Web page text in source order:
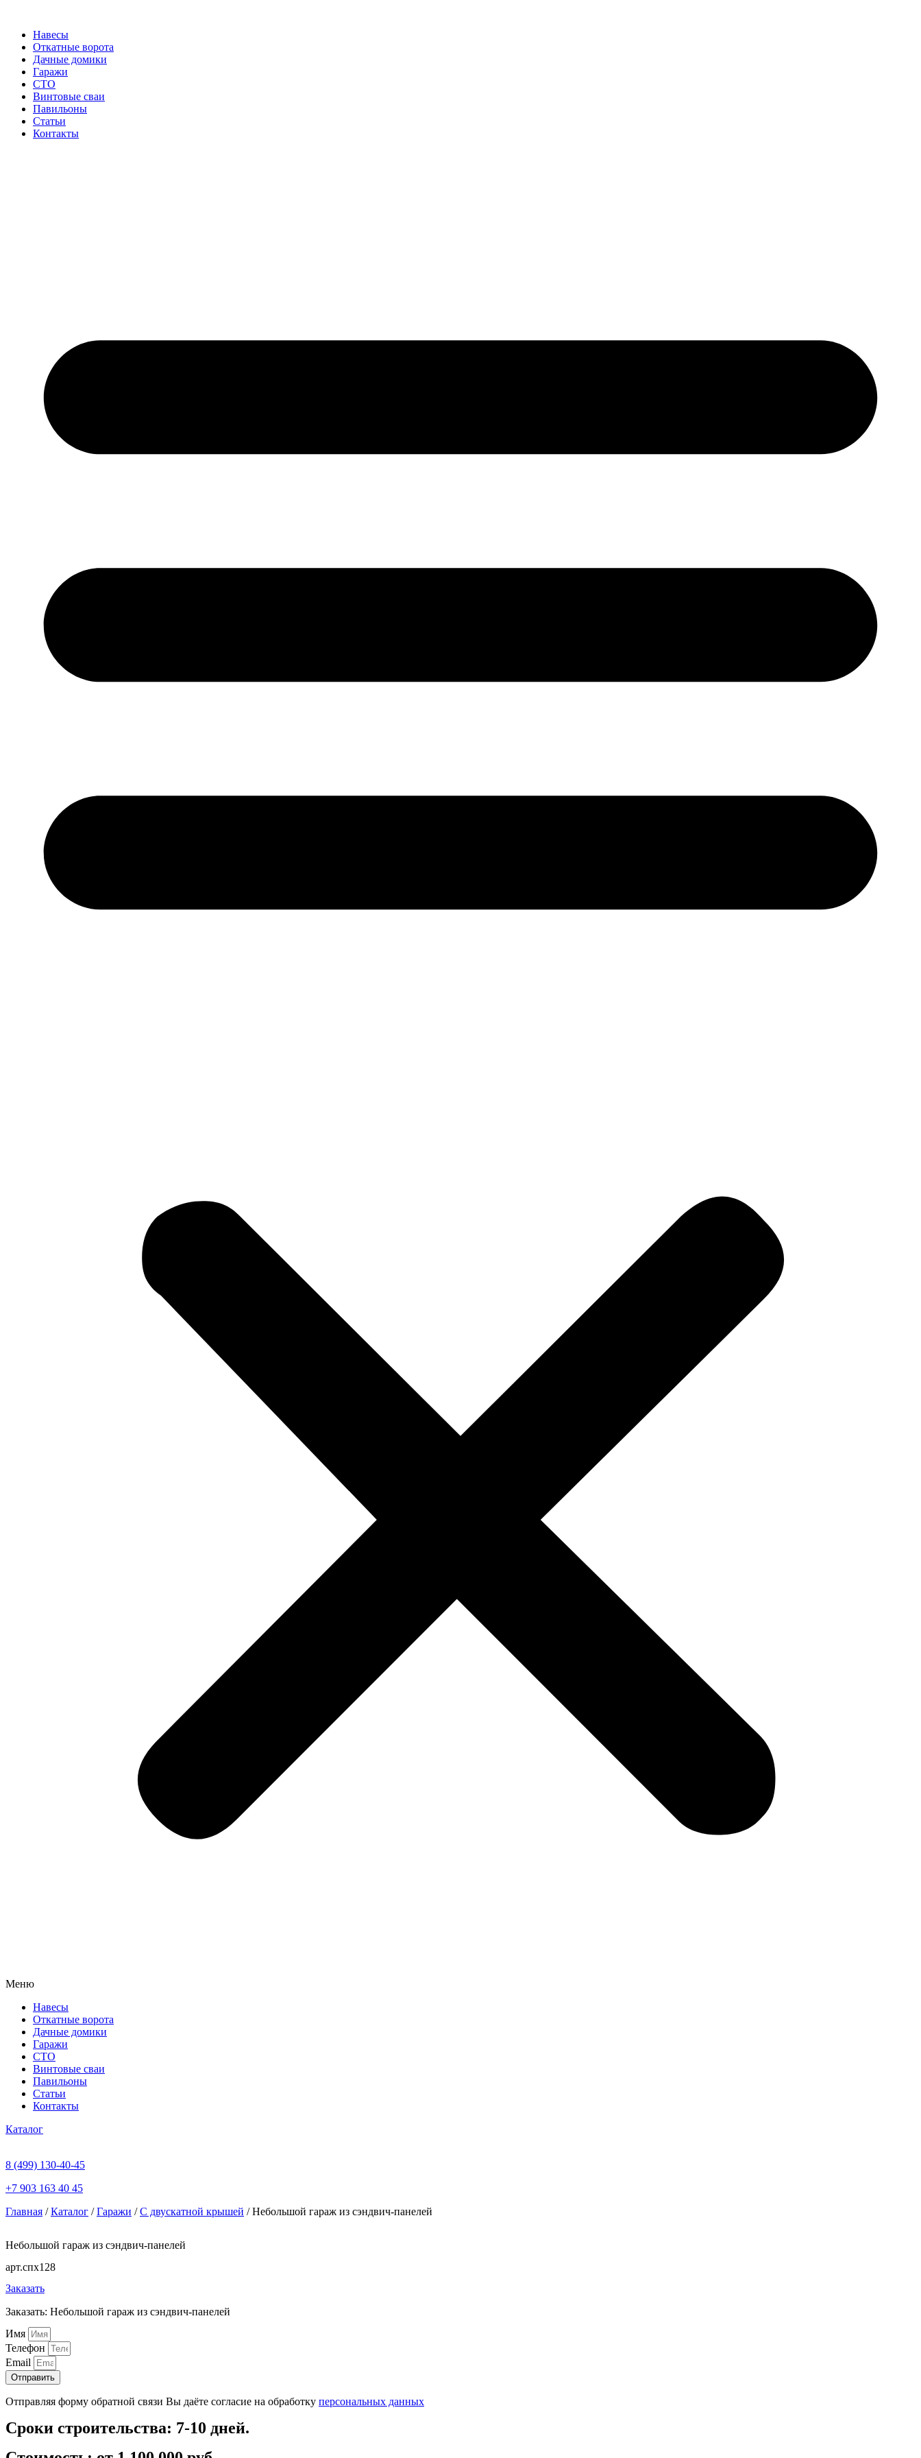
содержимому
Навесы
Откатные ворота
Дачные домики
Гаражи
СТО
Винтовые сваи
Павильоны
Статьи
Контакты
Меню
Навесы
Откатные ворота
Дачные домики
Гаражи
СТО
Винтовые сваи
Павильоны
Статьи
Контакты
Каталог
8 (499) 130-40-45
+7 903 163 40 45
Главная /Каталог /Гаражи /С двускатной крышей / Небольшой гараж из сэндвич-панелей
Небольшой гараж из сэндвич-панелей
арт.спх128
Заказать
Заказать: Небольшой гараж из сэндвич-панелей
Имя
Телефон
Email
Отправить
Отправляя форму обратной связи Вы даёте согласие на обработку персональных данных
Сроки строительства: 7-10 дней.